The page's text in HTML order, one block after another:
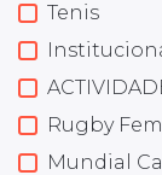
Tenis
Rugby
Mundial